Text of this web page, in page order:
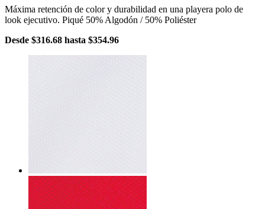
Máxima retención de color y durabilidad en una playera polo de
look ejecutivo. Piqué 50% Algodón / 50% Poliéster
Desde $316.68 hasta $354.96